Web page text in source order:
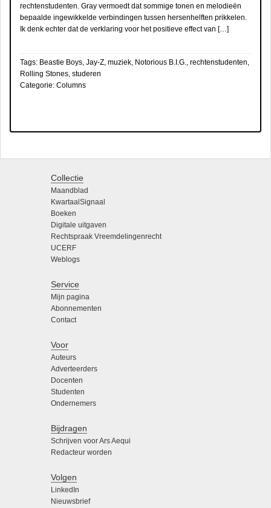
rechtenstudenten. Gray vermoedt dat sommige tonen en melodieën
bepaalde ingewikkelde verbindingen tussen hersenhelften prikkelen.
Ik denk echter dat de verklaring voor het positieve effect van […]
Tags: Beastie Boys, Jay-Z, muziek, Notorious B.I.G., rechtenstudenten,
Rolling Stones, studeren
Categorie: Columns
Collectie
Maandblad
KwartaalSignaal
Boeken
Digitale uitgaven
Rechtspraak Vreemdelingenrecht
UCERF
Weblogs
Service
Mijn pagina
Abonnementen
Contact
Voor
Auteurs
Adverteerders
Docenten
Studenten
Ondernemers
Bijdragen
Schrijven voor Ars Aequi
Redacteur worden
Volgen
LinkedIn
Nieuwsbrief